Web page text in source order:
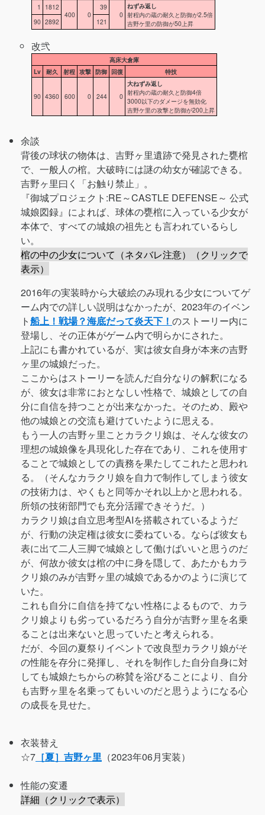
1
1812
400
0
39
0
ねずみ返し
射程内の蔵の耐久と防御が2.5倍
吉野ケ里の防御が50上昇
90 2892 121
改弐
高床大倉庫
Lv 耐久 射程 攻撃 防御 回復 特技
90 4360 600 0 244 0
大ねずみ返し
射程内の蔵の耐久と防御4倍
3000以下のダメージを無効化
吉野ケ里の攻撃と防御が200上昇
余談
背後の球状の物体は、吉野ヶ里遺跡で発見された甕棺
で、一般人の棺。大破時には謎の幼女が確認できる。
吉野ヶ里曰く「お触り禁止」。
『御城プロジェクト:RE～CASTLE DEFENSE～ 公式
城娘図録』によれば、球体の甕棺に入っている少女が
本体で、すべての城娘の祖先とも言われているらし
い。
棺の中の少女について（ネタバレ注意）（クリックで
表示）
2016年の実装時から大破絵のみ現れる少女についてゲ
ーム内での詳しい説明はなかったが、2023年のイベン
ト船上！戦場？海底だって炎天下！ のストーリー内に
登場し、その正体がゲーム内で明らかにされた。
上記にも書かれているが、実は彼女自身が本来の吉野
ヶ里の城娘だった。
ここからはストーリーを読んだ自分なりの解釈になる
が、彼女は非常におとなしい性格で、城娘としての自
分に自信を持つことが出来なかった。そのため、殿や
他の城娘との交流も避けていたように思える。
もう一人の吉野ヶ里ことカラクリ娘は、そんな彼女の
理想の城娘像を具現化した存在であり、これを使用す
ることで城娘としての責務を果たしてこれたと思われ
る。（そんなカラクリ娘を自力で制作してしまう彼女
の技術力は、やくもと同等かそれ以上かと思われる。
所領の技術部門でも充分活躍できそうだ。）
カラクリ娘は自立思考型AIを搭載されているようだ
が、行動の決定権は彼女に委ねている。ならば彼女も
表に出て二人三脚で城娘として働けばいいと思うのだ
が、何故か彼女は棺の中に身を隠して、あたかもカラ
クリ娘のみが吉野ヶ里の城娘であるかのように演じて
いた。
これも自分に自信を持てない性格によるもので、カラ
クリ娘よりも劣っているだろう自分が吉野ヶ里を名乗
ることは出来ないと思っていたと考えられる。
だが、今回の夏祭りイベントで改良型カラクリ娘がそ
の性能を存分に発揮し、それを制作した自分自身に対
しても城娘たちからの称賛を浴びることにより、自分
も吉野ヶ里を名乗ってもいいのだと思うようになる心
の成長を見せた。
衣装替え
☆7 ［夏］吉野ヶ里 （2023年06月実装）
性能の変遷
詳細（クリックで表示）